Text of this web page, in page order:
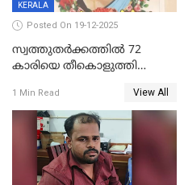
KERALA
Posted On 19-12-2025
സ്വത്തുതര്‍ക്കത്തില്‍ 72
കാരിയെ തീകൊളുത്തി
ക്രൂരകൊലപാതകത്തില്‍
സഹോദരിപുത്രന് ജീവപര്യന്തം
1 Min Read View All